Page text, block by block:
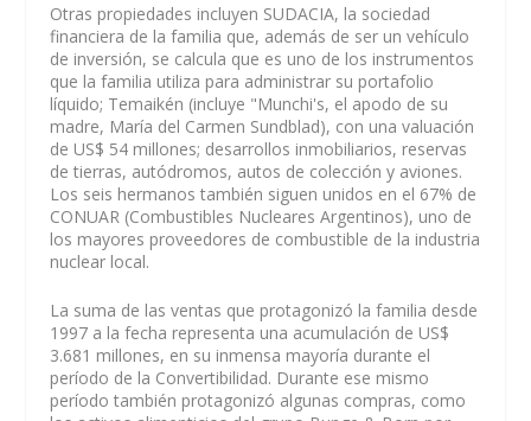
Otras propiedades incluyen SUDACIA, la sociedad
financiera de la familia que, además de ser un vehículo
de inversión, se calcula que es uno de los instrumentos
que la familia utiliza para administrar su portafolio
líquido; Temaikén (incluye "Munchi's, el apodo de su
madre, María del Carmen Sundblad), con una valuación
de US$ 54 millones; desarrollos inmobiliarios, reservas
de tierras, autódromos, autos de colección y aviones.
Los seis hermanos también siguen unidos en el 67% de
CONUAR (Combustibles Nucleares Argentinos), uno de
los mayores proveedores de combustible de la industria
nuclear local.
La suma de las ventas que protagonizó la familia desde
1997 a la fecha representa una acumulación de US$
3.681 millones, en su inmensa mayoría durante el
período de la Convertibilidad. Durante ese mismo
período también protagonizó algunas compras, como